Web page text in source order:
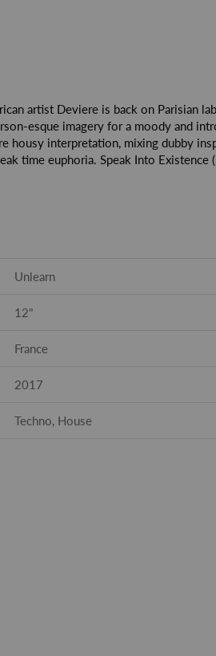
artist Deviere is back on Parisian
esque imagery for a moody and
housy interpretation, mixing dubby
time euphoria. Speak Into
Unlearn
12"
France
2017
Techno, House